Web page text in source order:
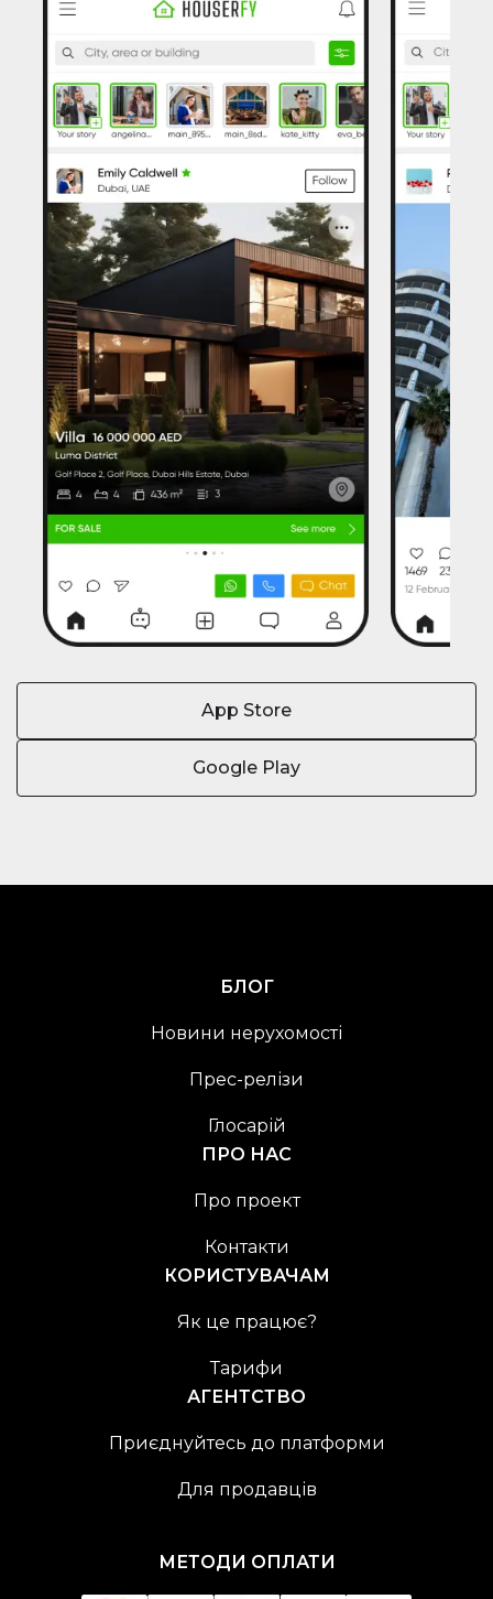
App Store
Google Play
БЛОГ
Новини нерухомості
Прес-релізи
Глосарій
ПРО НАС
Про проект
Контакти
КОРИСТУВАЧАМ
Як це працює?
Тарифи
АГЕНТСТВО
Приєднуйтесь до платформи
Для продавців
МЕТОДИ ОПЛАТИ